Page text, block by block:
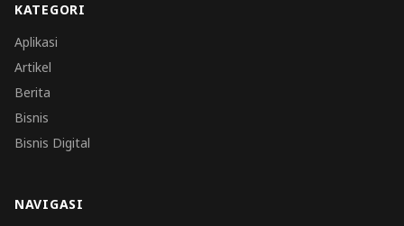
KATEGORI
Aplikasi
Artikel
Berita
Bisnis
Bisnis Digital
NAVIGASI